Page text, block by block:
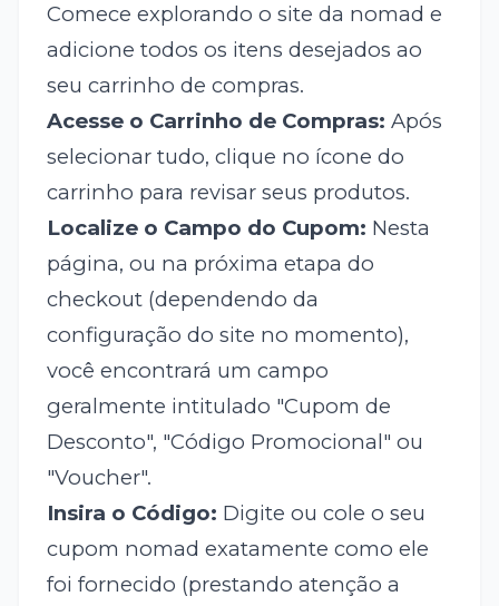
Comece explorando o site da nomad e
adicione todos os itens desejados ao
seu carrinho de compras.
Acesse o Carrinho de Compras: Após
selecionar tudo, clique no ícone do
carrinho para revisar seus produtos.
Localize o Campo do Cupom: Nesta
página, ou na próxima etapa do
checkout (dependendo da
configuração do site no momento),
você encontrará um campo
geralmente intitulado "Cupom de
Desconto", "Código Promocional" ou
"Voucher".
Insira o Código: Digite ou cole o seu
cupom nomad exatamente como ele
foi fornecido (prestando atenção a